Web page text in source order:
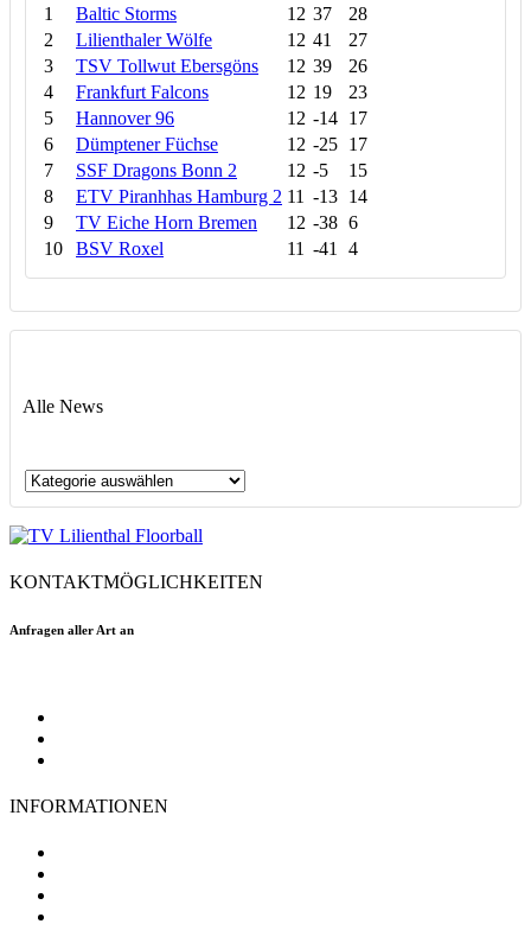
1
Baltic Storms 12 37
28
2
Lilienthaler Wölfe 12 41
27
3
TSV Tollwut Ebersgöns 12 39
26
4
Frankfurt Falcons 12 19
23
5
Hannover 96 12 -14 17
6
Dümptener Füchse 12 -25 17
7
SSF Dragons Bonn 2 12 -5
15
8
ETV Piranhhas Hamburg 2 11 -13 14
9
TV Eiche Horn Bremen 12 -38 6
10
BSV Roxel 11 -41 4
Alle News
Alle
KONTAKTMÖGLICHKEITEN
Anfragen aller Art an
INFORMATIONEN